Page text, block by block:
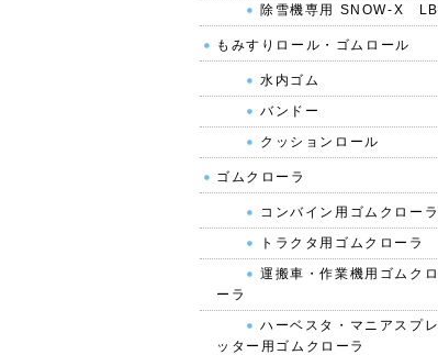
除雪機専用 SNOW-X LB
もみすりロール・ゴムロール
水内ゴム
バンドー
クッションロール
ゴムクローラ
コンバイン用ゴムクローラ
トラクタ用ゴムクローラ
運搬車・作業機用ゴムクロ
ーラ
ハーベスタ・マニアスプレ
ッター用ゴムクローラ